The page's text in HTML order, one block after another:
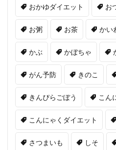
おかゆダイエット お
お粥 お茶 かい
かぶ かぼちゃ
がん予防 きのこ
きんぴらごぼう こん
こんにゃくダイエット
さつまいも しそ